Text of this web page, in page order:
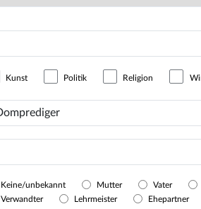
Kunst Politik Religion
Keine/unbekannt Mutter
Vater
Verwandter
Lehrmeister
Ehepartner